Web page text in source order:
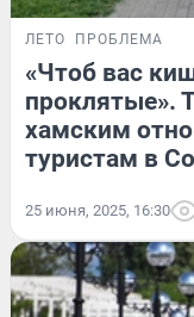
ЛЕТО ПРОБЛЕМА
«Чтоб вас
проклятые».
хамским
туристам в
25 июня, 2025, 16:30